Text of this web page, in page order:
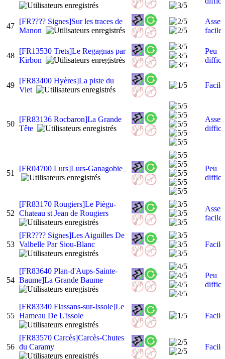
47
[FR???? Signes]Sur les traces de
Manon
Assez
facile
48
[FR13530 Trets]Le Regagnas par
Kirbon
Peu
49
[FR83400 Hyères]La piste du
Viet
Facile
50
[FR83136 Rocbaron]La Grande
Tête
Assez
51
[FR04700 Lurs]Lurs-Ganagobie_
Peu
52
[FR83170 Rougiers]Le Piègu-
Chateau st Jean de Rougiers
Assez
facile
53
[FR???? Signes]Les Aiguilles De
Valbelle Par Siou-Blanc
Facile
54
[FR83640 Plan-d'Aups-Sainte-
Baume]La Grande Baume
Peu
55
[FR83340 Flassans-sur-Issole]Le
Hameau De L'issole
Facile
56
[FR83570 Carcès]Carcès-Chutes
du Caramy
Facile